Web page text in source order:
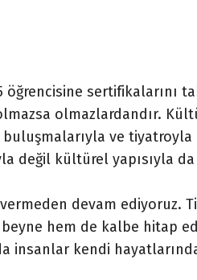
sertifikalarını
olmazlardandır.
ve
değil kültürel yapısıyla
devam ediyoruz.
hem de kalbe hitap
insanlar kendi